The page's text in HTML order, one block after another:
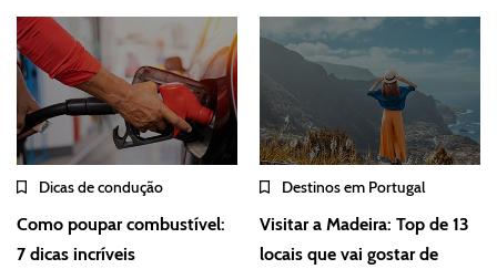
Dicas de condução
Como poupar combustível:
7 dicas incríveis
Destinos em Portugal
Visitar a Madeira: Top de 13
locais que vai gostar de